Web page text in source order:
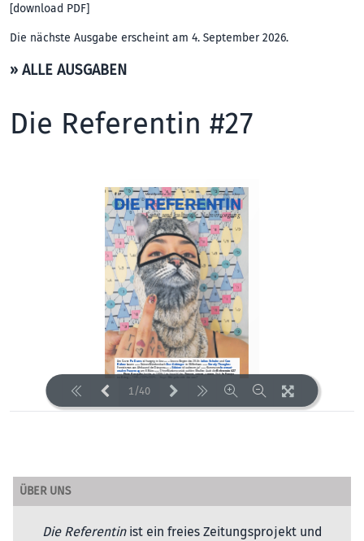
[download PDF]
Die nächste Ausgabe erscheint am 4. September 2026.
» ALLE AUSGABEN
Die Referentin #27
1/40
ÜBER UNS
Die Referentinist ein freies Zeitungsprojekt und